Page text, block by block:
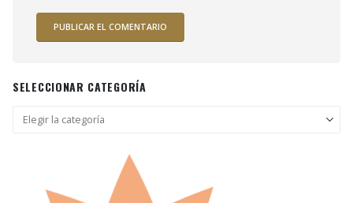
SELECCIONAR CATEGORÍA
Seleccionar
categoría